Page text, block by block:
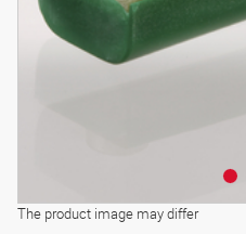
The product image may differ